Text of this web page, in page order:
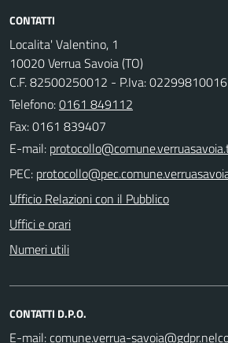
CONTATTI
Localita' Valentino, 1
10020 Verrua Savoia (TO)
C.F. 82500250012 - P.Iva: 02299810016
Telefono:0161 849112
Fax: 0161 839407
E-mail:
PEC:
Ufficio Relazioni con il Pubblico
Uffici e orari
Numeri utili
CONTATTI D.P.O.
E-mail: